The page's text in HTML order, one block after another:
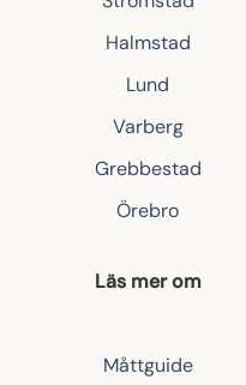
Halmstad
Lund
Varberg
Grebbestad
Örebro
Läs mer om
Måttguide